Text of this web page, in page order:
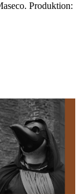
Produktion: